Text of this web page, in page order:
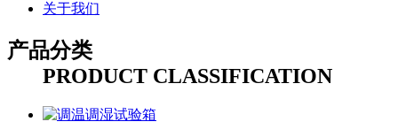
关于我们
产品分类
PRODUCT CLASSIFICATION